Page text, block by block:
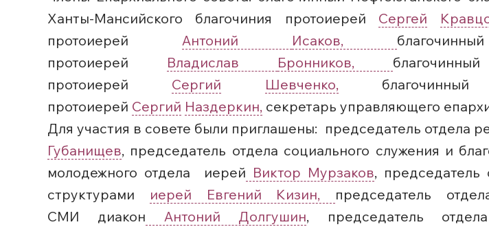
Ханты-Мансийского благочиния протоиерей Сергей
протоиерей Антоний Исаков,
протоиерей Владислав Бронников,
протоиерей Сергий Шевченко, благочинный
протоиерей Сергий Наздеркин, секретарь управляющего
Для участия в совете были приглашены: председатель отдела
Губанищев, председатель отдела социального служения и
молодежного отдела иерей Виктор Мурзаков,
структурами иерей Евгений Кизин, председатель
СМИ диакон Антоний Долгушин, председатель